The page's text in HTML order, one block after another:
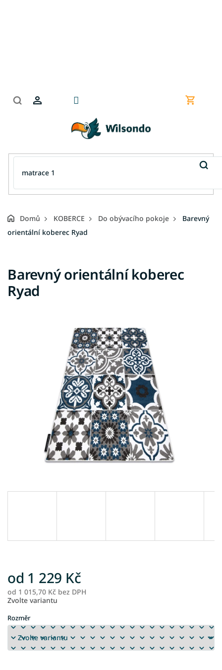
Nákupní
Domů KOBERCE Do obývacího pokoje
Barevný
orientální koberec Ryad
Barevný orientální koberec
Ryad
od 1 229 Kč
od 1 015,70 Kč bez DPH
Zvolte variantu
Rozměr